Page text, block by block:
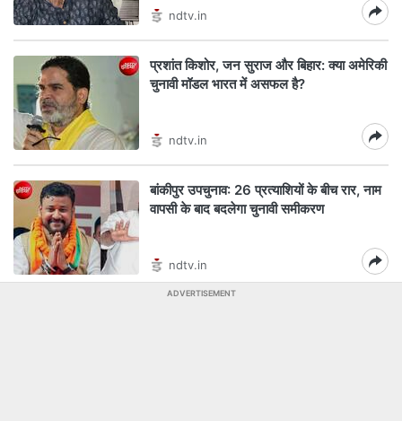
ndtv.in
प्रशांत किशोर, जन सुराज और बिहार: क्या अमेरिकी
चुनावी मॉडल भारत में असफल है?
ndtv.in
बांकीपुर उपचुनाव: 26 प्रत्याशियों के बीच रार, नाम
वापसी के बाद बदलेगा चुनावी समीकरण
ndtv.in
ADVERTISEMENT